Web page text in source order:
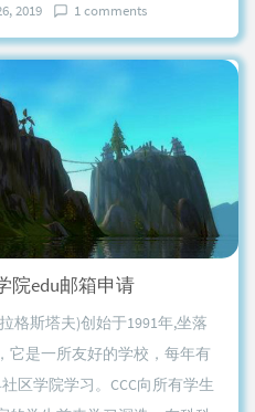
2019 1 comments
院edu邮箱申请
格斯塔夫)创始于1991年,坐落
它是一所友好的学校，每年有
区学院学习。CCC向所有学生